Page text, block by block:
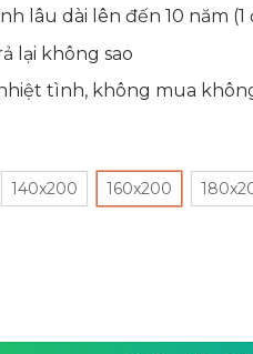
lâu dài lên đến 10 năm (1
lại không sao
tình, không mua
140x200 160x200